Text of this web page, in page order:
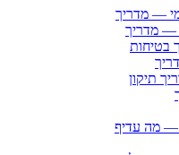
— מדריך
— מדריך
בטיחות
— מה עדיף